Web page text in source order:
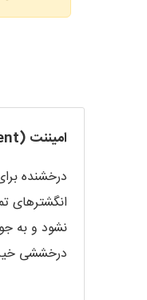
امیننت (Eminent)
درخشنده
انگشترهای
نشود و به
درخششی